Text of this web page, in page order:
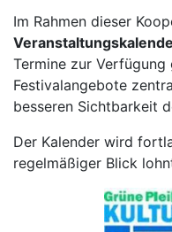
Im Rahmen dieser
Termine zur
Festivalangebote
besseren Sichtbarkeit
Der Kalender wird
regelmäßiger Blick